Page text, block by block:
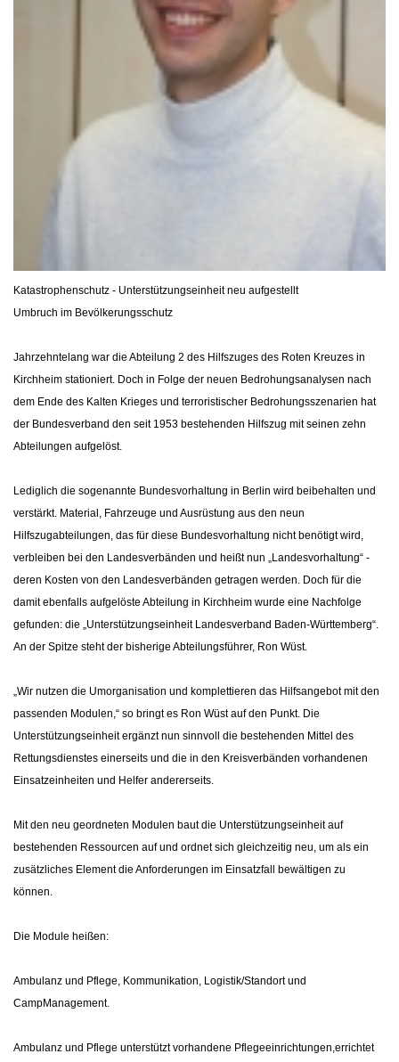
Katastrophenschutz - Unterstützungseinheit neu aufgestellt
Umbruch im Bevölkerungsschutz
Jahrzehntelang war die Abteilung 2 des Hilfszuges des Roten Kreuzes in
Kirchheim stationiert. Doch in Folge der neuen Bedrohungsanalysen nach
dem Ende des Kalten Krieges und terroristischer Bedrohungsszenarien hat
der Bundesverband den seit 1953 bestehenden Hilfszug mit seinen zehn
Abteilungen aufgelöst.
Lediglich die sogenannte Bundesvorhaltung in Berlin wird beibehalten und
verstärkt. Material, Fahrzeuge und Ausrüstung aus den neun
Hilfszugabteilungen, das für diese Bundesvorhaltung nicht benötigt wird,
verbleiben bei den Landesverbänden und heißt nun „Landesvorhaltung“ -
deren Kosten von den Landesverbänden getragen werden. Doch für die
damit ebenfalls aufgelöste Abteilung in Kirchheim wurde eine Nachfolge
gefunden: die „Unterstützungseinheit Landesverband Baden-Württemberg“.
An der Spitze steht der bisherige Abteilungsführer, Ron Wüst.
„Wir nutzen die Umorganisation und komplettieren das Hilfsangebot mit den
passenden Modulen,“ so bringt es Ron Wüst auf den Punkt. Die
Unterstützungseinheit ergänzt nun sinnvoll die bestehenden Mittel des
Rettungsdienstes einerseits und die in den Kreisverbänden vorhandenen
Einsatzeinheiten und Helfer andererseits.
Mit den neu geordneten Modulen baut die Unterstützungseinheit auf
bestehenden Ressourcen auf und ordnet sich gleichzeitig neu, um als ein
zusätzliches Element die Anforderungen im Einsatzfall bewältigen zu
können.
Die Module heißen:
Ambulanz und Pflege, Kommunikation, Logistik/Standort und
CampManagement.
Ambulanz und Pflege unterstützt vorhandene Pflegeeinrichtungen,errichtet